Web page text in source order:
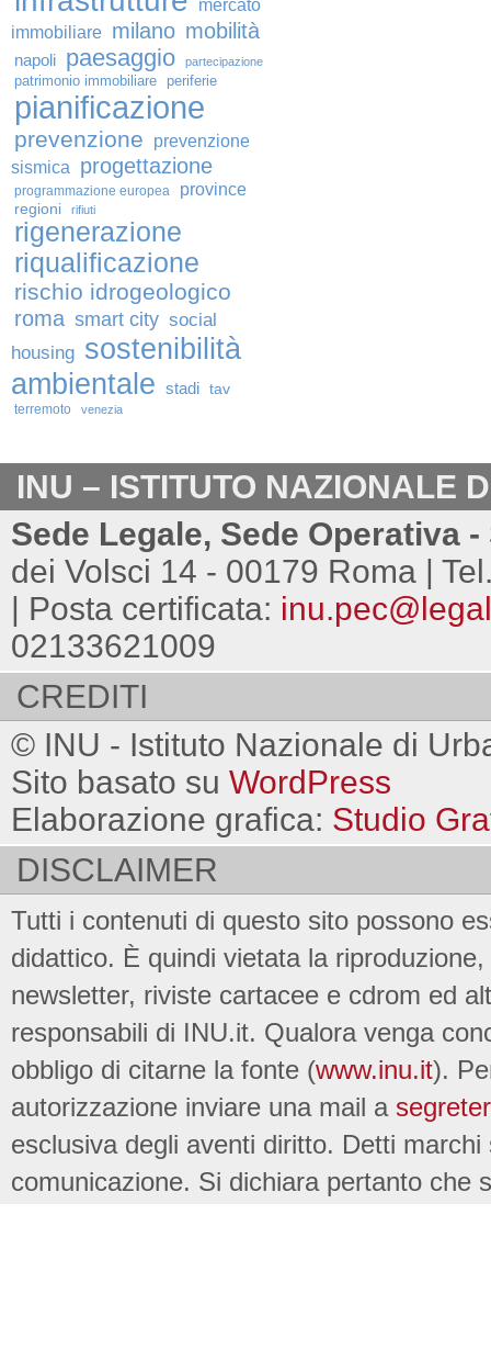
mercato
immobiliare milano mobilità
napoli paesaggio partecipazione
patrimonio immobiliare periferie
pianificazione
prevenzione
prevenzione
sismica
progettazione
programmazione europea province
regioni rifiuti
rigenerazione
riqualificazione
rischio idrogeologico
roma smart city social
housing sostenibilità
ambientale stadi tav
terremoto venezia
INU – ISTITUTO NAZIONALE
Sede Legale, Sede Operativa
dei Volsci 14 - 00179 Roma |
| Posta certificata:
02133621009
CREDITI
© INU - Istituto Nazionale di
Sito basato su WordPress
Elaborazione grafica: Studio
DISCLAIMER
Tutti i contenuti di questo sito possono
didattico. È quindi vietata la
newsletter, riviste cartacee e cdrom ed
responsabili di INU.it. Qualora venga
obbligo di citarne la fonte (www.inu.it).
autorizzazione inviare una mail a
esclusiva degli aventi diritto. Detti
comunicazione. Si dichiara pertanto che